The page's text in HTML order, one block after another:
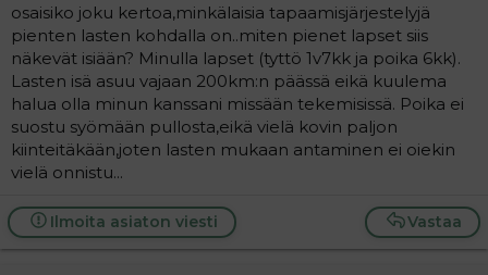
u
n
a
l
o
t
t
a
a
n
v
i
e
s
t
i
osaisiko joku kertoa,minkälaisia tapaamisjärjestelyjä
pienten lasten kohdalla on..miten pienet lapset siis
näkevät isiään? Minulla lapset (tyttö 1v7kk ja poika 6kk).
Lasten isä asuu vajaan 200km:n päässä eikä kuulema
halua olla minun kanssani missään tekemisissä. Poika ei
suostu syömään pullosta,eikä vielä kovin paljon
kiinteitäkään,joten lasten mukaan antaminen ei oiekin
vielä onnistu...
Vastaa
Ilmoita asiaton viesti